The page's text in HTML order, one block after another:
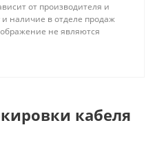
от производителя и
наличие в отделе продаж
не являются
кабеля